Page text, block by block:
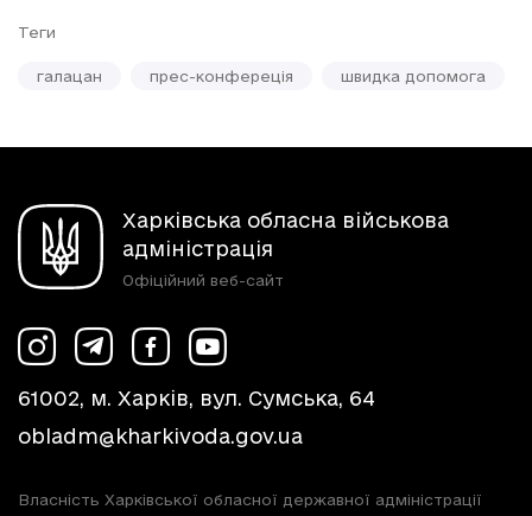
Теги
галацан прес-конфереція швидка допомога
Харківська обласна військова
адміністрація
Офіційний веб-сайт
61002, м. Харків, вул. Сумська, 64
obladm@kharkivoda.gov.ua
Власність Харківської обласної державної адміністрації